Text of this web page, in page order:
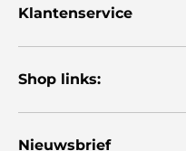
Klantenservice
Shop links:
Nieuwsbrief